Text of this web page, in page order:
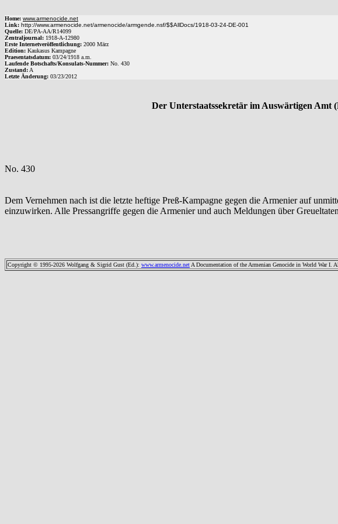
Home: www.armenocide.net
Link: http://www.armenocide.net/armenocide/armgende.nsf/$$AllDocs/1918-03-24-DE-001
Quelle: DE/PA-AA/R14099
Zentraljournal: 1918-A-12980
Erste Internetveröffentlichung: 2000 März
Edition: Kaukasus Kampagne
Praesentatsdatum: 03/24/1918 a.m.
Laufende Botschafts/Konsulats-Nummer: No. 430
Zustand: A
Letzte Änderung: 03/23/2012
Der Unterstaatssekretär im Auswärtigen Amt
No. 430
Dem Vernehmen nach ist die letzte heftige Preß-Kampagne gegen die Armenier auf
einzuwirken. Alle Pressangriffe gegen die Armenier und auch Meldungen über
Copyright © 1995-2026 Wolfgang & Sigrid Gust (Ed.): www.armenocide.net A Documentation of the Armenian Genocide in World War I.